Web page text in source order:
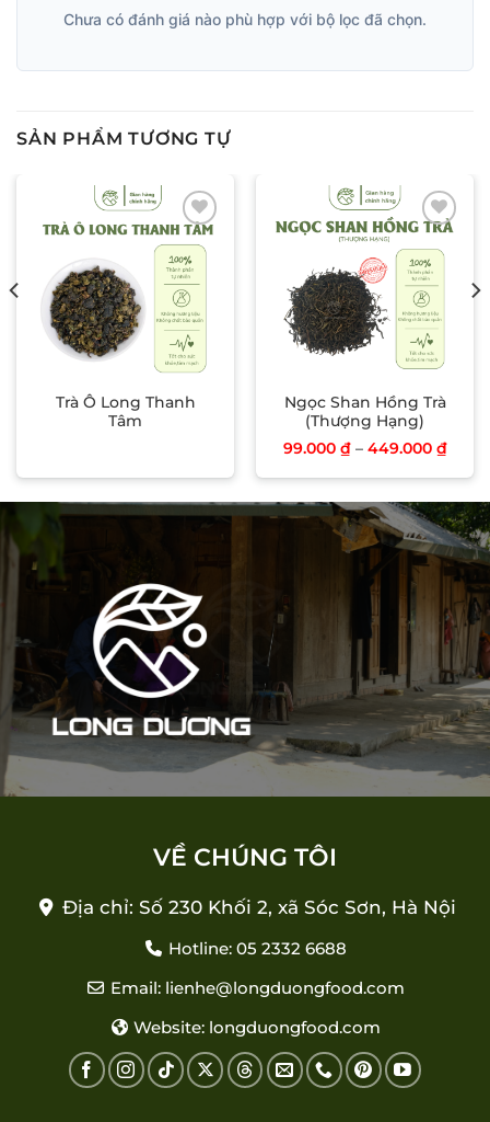
Chưa có đánh giá nào phù hợp với bộ lọc đã chọn.
SẢN PHẨM TƯƠNG TỰ
Add to wishlist
Trà Ô Long Thanh
Tâm
Add to wishlist
Ngọc Shan Hồng Trà
(Thượng Hạng)
99.000 ₫– 449.000 ₫
VỀ CHÚNG TÔI
Địa chỉ: Số 230 Khối 2, xã Sóc Sơn, Hà Nội
Hotline: 05 2332 6688
Email: lienhe@longduongfood.com
Website: longduongfood.com